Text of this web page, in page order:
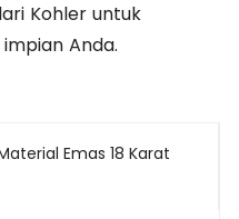
Kohler untuk
Anda.
Emas 18 Karat